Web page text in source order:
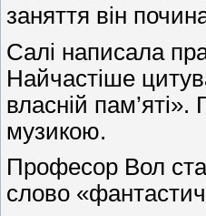
заняття він
Салі написала
Найчастіше
власній
музикою.
Професор Вол
слово